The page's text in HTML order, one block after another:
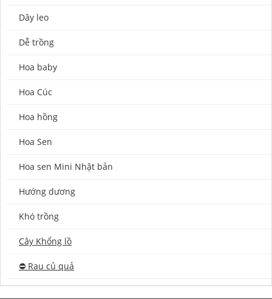
Dây leo
Dễ trồng
Hoa baby
Hoa Cúc
Hoa hồng
Hoa Sen
Hoa sen Mini Nhật bản
Hướng dương
Khó trồng
Cây Khổng lồ
⛔️ Rau củ quả